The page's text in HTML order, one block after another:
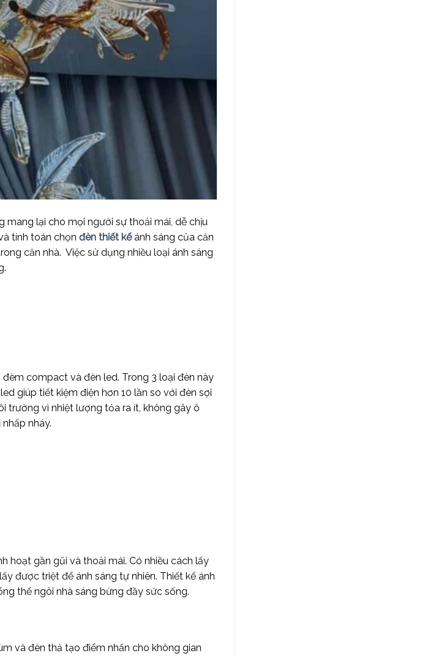
lại cho mọi người sự thoải mái, dễ chịu
tính toán chọn đèn thiết kếánh sáng của căn
căn nhà. Việc sử dụng nhiều loại ánh sáng
compact và đèn led. Trong 3 loại đèn này
giúp tiết kiệm điện hơn 10 lần so với đèn sợi
trường vì nhiệt lượng tỏa ra ít, không gây ô
nháy.
hoạt gần gũi và thoải mái. Có nhiều cách lấy
được triệt để ánh sáng tự nhiên. Thiết kế ánh
thể ngôi nhà sáng bừng đầy sức sống.
và đèn thả tạo điểm nhấn cho không gian